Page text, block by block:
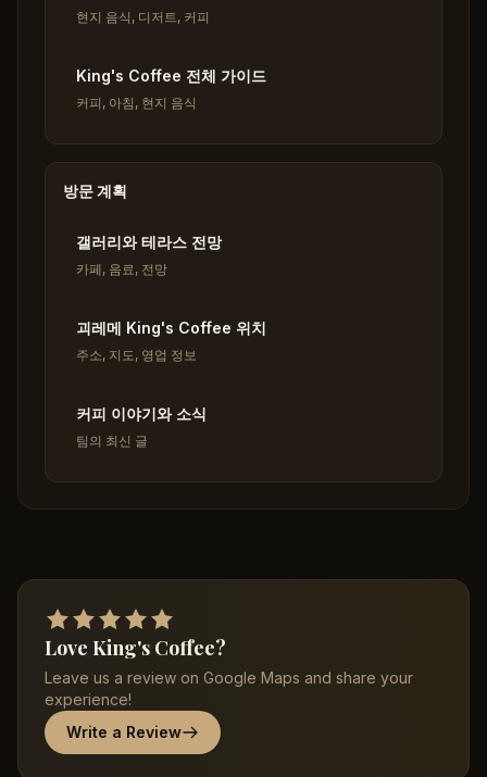
현지 음식, 디저트, 커피
King's Coffee 전체 가이드
커피, 아침, 현지 음식
방문 계획
갤러리와 테라스 전망
카페, 음료, 전망
괴레메 King's Coffee 위치
주소, 지도, 영업 정보
커피 이야기와 소식
팀의 최신 글
Love King's Coffee?
Leave us a review on Google Maps and share your
experience!
Write a Review